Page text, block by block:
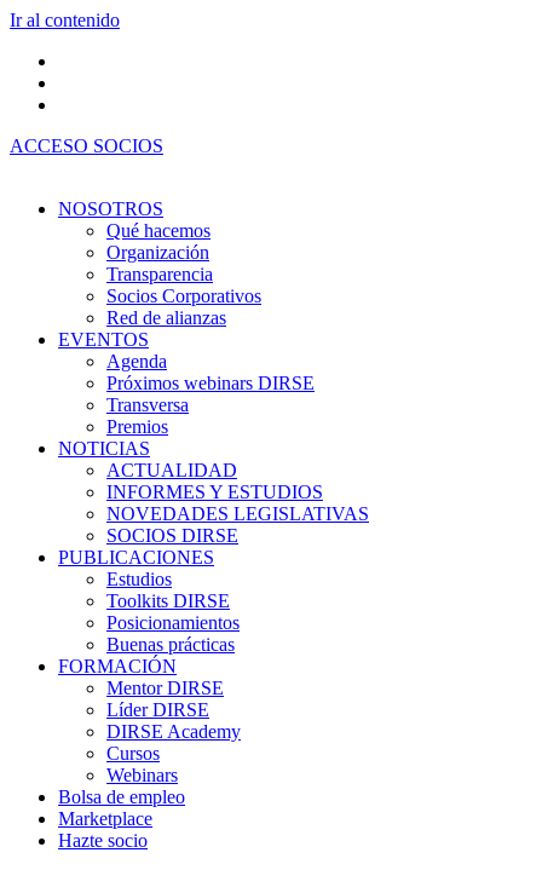
Ir al contenido
ACCESO SOCIOS
NOSOTROS
Qué hacemos
Organización
Transparencia
Socios Corporativos
Red de alianzas
EVENTOS
Agenda
Próximos webinars DIRSE
Transversa
Premios
NOTICIAS
ACTUALIDAD
INFORMES Y ESTUDIOS
NOVEDADES LEGISLATIVAS
SOCIOS DIRSE
PUBLICACIONES
Estudios
Toolkits DIRSE
Posicionamientos
Buenas prácticas
FORMACIÓN
Mentor DIRSE
Líder DIRSE
DIRSE Academy
Cursos
Webinars
Bolsa de empleo
Marketplace
Hazte socio